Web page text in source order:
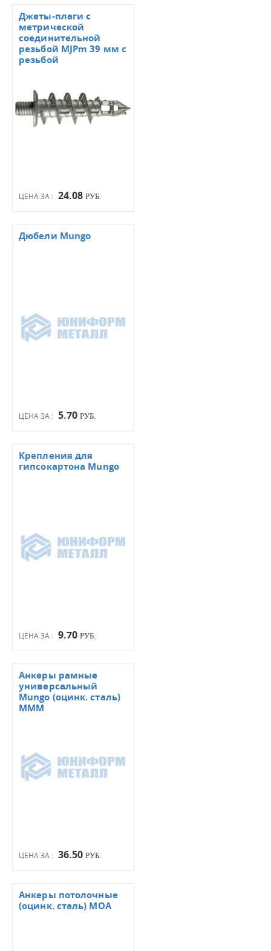
ЦЕНА ЗА : 24.08 РУБ.
Джеты-плаги с
метрической
соединительной
резьбой MJPm 39 мм с
резьбой
ЦЕНА ЗА : 5.70 РУБ.
Дюбели Mungo
ЦЕНА ЗА : 9.70 РУБ.
Крепления для
гипсокартона Mungo
ЦЕНА ЗА : 36.50 РУБ.
Анкеры рамные
универсальный
Mungo (оцинк. сталь)
МММ
Анкеры потолочные
(оцинк. сталь) МОА